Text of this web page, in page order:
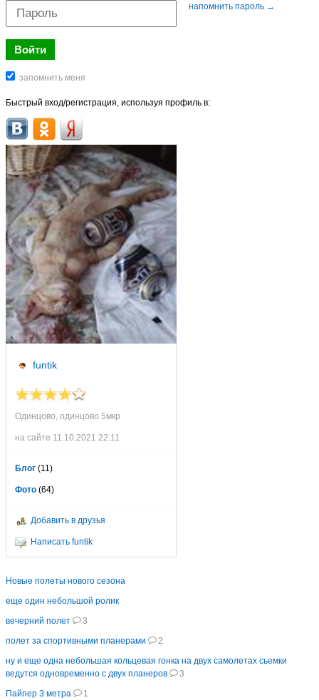
напомнить пароль →
Быстрый вход/регистрация, используя профиль в:
funtik
Одинцово, одинцово 5мкр
на сайте 11.10.2021 22:11
Блог (11)
Фото (64)
Добавить в друзья
Написать funtik
Новые полеты нового сезона
еще один небольшой ролик
вечерний полет
3
полет за спортивными планерами
2
ну и еще одна небольшая кольцевая гонка на двух самолетах сьемки
ведутся одновременно с двух планеров
3
Пайпер 3 метра
1